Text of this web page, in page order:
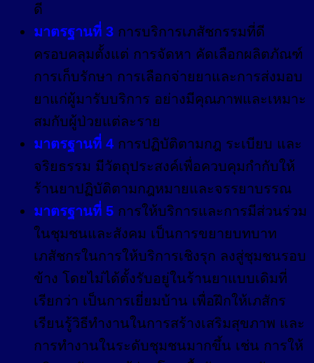
ดี
มาตรฐานที่ 3 การบริการเภสัชกรรมที่ดี
ครอบคลุมตั้งแต่ การจัดหา คัดเลือกผลิตภัณฑ์
การเก็บรักษา การเลือกจ่ายยาและการส่งมอบ
ยาแก่ผู้มารับบริการ อย่างมีคุณภาพและเหมาะ
สมกับผู้ป่วยแต่ละราย
มาตรฐานที่ 4 การปฏิบัติตามกฎ ระเบียบ และ
จริยธรรม มีวัตถุประสงค์เพื่อควบคุมกำกับให้
ร้านยาปฏิบัติตามกฎหมายและจรรยาบรรณ
มาตรฐานที่ 5 การให้บริการและการมีส่วนร่วม
ในชุมชนและสังคม เป็นการขยายบทบาท
เภสัชกรในการให้บริการเชิงรุก ลงสู่ชุมชนรอบ
ข้าง โดยไม่ได้ตั้งรับอยู่ในร้านยาแบบเดิมที่
เรียกว่า เป็นการเยี่ยมบ้าน เพื่อฝึกให้เภสักร
เรียนรู้วิธีทำงานในการสร้างเสริมสุขภาพ และ
การทำงานในระดับชุมชนมากขึ้น เช่น การให้